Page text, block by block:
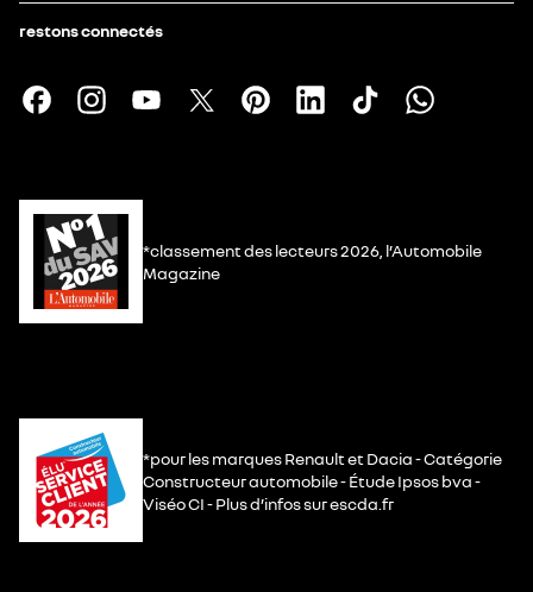
restons connectés
*classement des lecteurs 2026, l’Automobile
Magazine
*pour les marques Renault et Dacia - Catégorie
Constructeur automobile - Étude Ipsos bva -
Viséo CI - Plus d’infos sur escda.fr